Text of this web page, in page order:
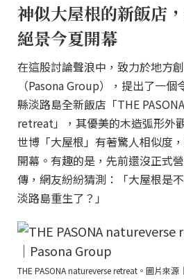
神似大屋根的新飯店
絕景今夏開幕
在這股討論聲浪中，致力於地方
（Pasona Group），提出了一
縣淡路島全新飯店「THE
retreat」，其優美的木造弧形外
世博「大屋根」有著驚人相似度
開幕。有趣的是，先前還沒正式
傳，網友紛紛猜測：「大屋根是
淡路島重生了？」
THE PASONA natureverse retreat。圖片來